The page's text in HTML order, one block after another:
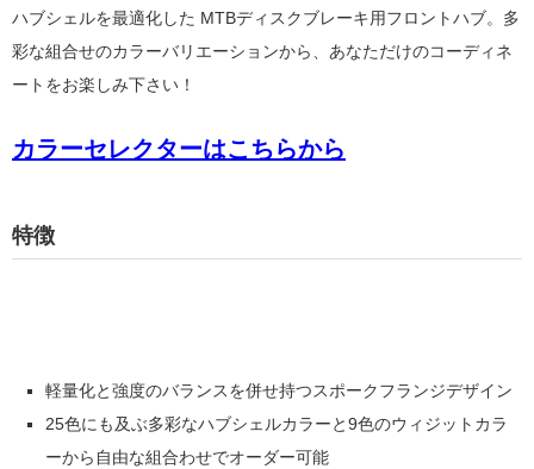
ハブシェルを最適化した MTBディスクブレーキ用フロントハブ。多
彩な組合せのカラーバリエーションから、あなただけのコーディネ
ートをお楽しみ下さい！
カラーセレクターはこちらから
特徴
軽量化と強度のバランスを併せ持つスポークフランジデザイン
25色にも及ぶ多彩なハブシェルカラーと9色のウィジットカラ
ーから自由な組合わせでオーダー可能